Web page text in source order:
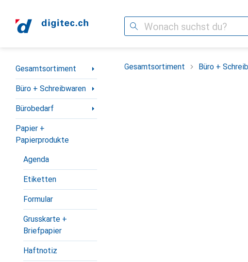
Suche
Navigation nach Kategorien
Gesamtsortiment
Büro + Schreibwaren
Bürobedarf
Papier +
Papierprodukte
Agenda
Etiketten
Formular
Grusskarte +
Briefpapier
Haftnotiz
Gesamtsortiment Büro +